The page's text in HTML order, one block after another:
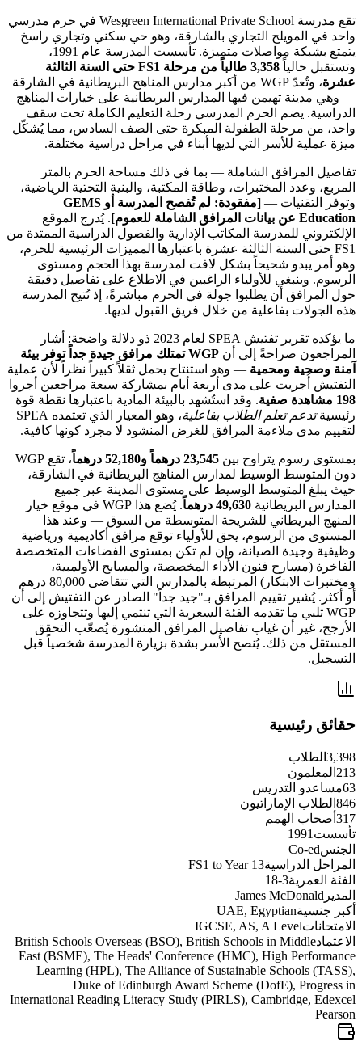
تقع مدرسة Wesgreen International Private School في حرم مدرسي
واحد في المويلح التجاري بالشارقة، وهو حي سكني وتجاري راسخ
يتمتع بشبكة مواصلات متميزة. تأسست المدرسة عام 1991،
وتستقبل حالياً
3,358 طالباً من مرحلة FS1 حتى السنة الثالثة
عشرة
، وتُعدّ WGP من أكبر مدارس المناهج البريطانية في الشارقة
— وهي مدينة تهيمن فيها المدارس البريطانية على خيارات المناهج
الدراسية. يضم الحرم المدرسي رحلة التعليم الكاملة تحت سقف
واحد، من مرحلة الطفولة المبكرة حتى الصف السادس، مما يُشكّل
ميزة عملية للأسر التي لديها أبناء في مراحل دراسية مختلفة.
تفاصيل المرافق الشاملة — بما في ذلك مساحة الحرم بالمتر
المربع، وعدد المختبرات، وطاقة المكتبة، والبنية التحتية الرياضية،
وتوفر التقنيات —
[مفقودة: لم تُفصح المدرسة أو GEMS
Education عن بيانات المرافق الشاملة للعموم]
. يُدرج الموقع
الإلكتروني للمدرسة المكاتب الإدارية والفصول الدراسية الممتدة من
FS1 حتى السنة الثالثة عشرة باعتبارها المميزات الرئيسية للحرم،
وهو أمر يبدو شحيحاً بشكل لافت لمدرسة بهذا الحجم ومستوى
الرسوم. وينبغي للأولياء الراغبين في الاطلاع على تفاصيل دقيقة
حول المرافق أن يطلبوا جولة في الحرم مباشرةً، إذ تُتيح المدرسة
هذه الجولات بفاعلية من خلال فريق القبول لديها.
ما يؤكده تقرير تفتيش SPEA لعام 2023 ذو دلالة واضحة: أشار
المراجعون صراحةً إلى أن
WGP تمتلك مرافق جيدة جداً توفر بيئة
آمنة وصحية ومحمية — وهو استنتاج يحمل ثقلاً كبيراً نظراً لأن عملية
التفتيش أُجريت على مدى أربعة أيام بمشاركة سبعة مراجعين أجروا
198 مشاهدة صفية
. وقد استُشهد بالبيئة المادية باعتبارها نقطة قوة
رئيسيةتدعم تعلم الطلاب بفاعلية
، وهو المعيار الذي تعتمده SPEA
لتقييم مدى ملاءمة المرافق للغرض المنشود لا مجرد كونها كافية.
بمستوى رسوم يتراوح بين 23,545 درهماً و52,180 درهماً
، تقع WGP
دون المتوسط الوسيط لمدارس المناهج البريطانية في الشارقة،
حيث يبلغ المتوسط الوسيط على مستوى المدينة عبر جميع
المدارس البريطانية 49,630 درهماً
. يُضع هذا WGP في موقع خيار
المنهج البريطاني للشريحة المتوسطة من السوق — وعند هذا
المستوى من الرسوم، يحق للأولياء توقع مرافق أكاديمية ورياضية
وظيفية وجيدة الصيانة، وإن لم تكن بمستوى الفضاءات المتخصصة
الفاخرة (مسارح فنون الأداء المخصصة، والمسابح الأولمبية،
ومختبرات الابتكار) المرتبطة بالمدارس التي تتقاضى 80,000 درهم
أو أكثر. يُشير تقييم المرافق بـ"جيد جداً" الصادر عن التفتيش إلى أن
WGP تلبي ما تقدمه الفئة السعرية التي تنتمي إليها وتتجاوزه على
الأرجح، غير أن غياب تفاصيل المرافق المنشورة يُصعّب التحقق
المستقل من ذلك. يُنصح الأسر بشدة بزيارة المدرسة شخصياً قبل
التسجيل.
حقائق رئيسية
3,398 الطلاب
213 المعلمون
63مساعدو التدريس
846 الطلاب الإماراتيون
317 أصحاب الهمم
تأسست 1991
الجنسCo-ed
المراحل الدراسيةFS1 to Year 13
الفئة العمرية3-18
المدير James McDonald
أكبر جنسيةUAE, Egyptian
الامتحاناتIGCSE, AS, A Level
الاعتمادBritish Schools Overseas (BSO), British Schools in Middle
East (BSME), The Heads' Conference (HMC), High Performance
Learning (HPL), The Alliance of Sustainable Schools (TASS),
Duke of Edinburgh Award Scheme (DofE), Progress in
International Reading Literacy Study (PIRLS), Cambridge, Edexcel
Pearson